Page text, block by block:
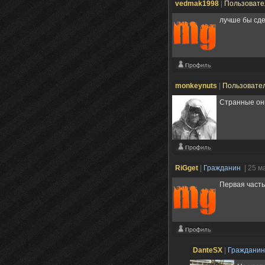
vedmak1998
лучше бы
monkeynuts
Странные
RiGget Гражданин
| 25
Первая
DanteSX